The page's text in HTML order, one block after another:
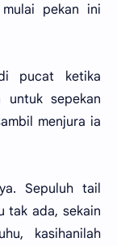
pekan ini
pucat ketika
untuk sepekan
menjura ia
Sepuluh tail
tak ada, sekain
kasihanilah